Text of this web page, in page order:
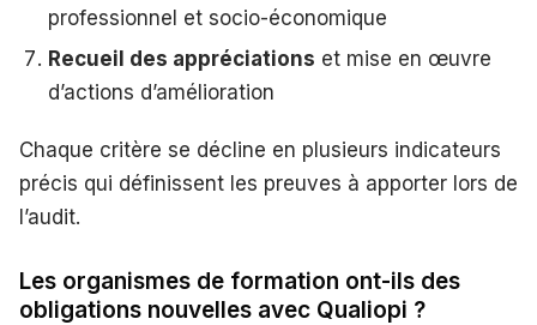
professionnel et socio-économique
Recueil des appréciations et mise en œuvre
d’actions d’amélioration
Chaque critère se décline en plusieurs indicateurs
précis qui définissent les preuves à apporter lors de
l’audit.
Les organismes de formation ont-ils des
obligations nouvelles avec Qualiopi ?